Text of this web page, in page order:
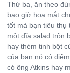
Thứ ba, ăn theo
bao giờ hoa mắt
tốt mà bạn tiêu thụ
một đĩa salad trộn
hay thèm tinh bột
của bạn nó có
có ông Atkins hay